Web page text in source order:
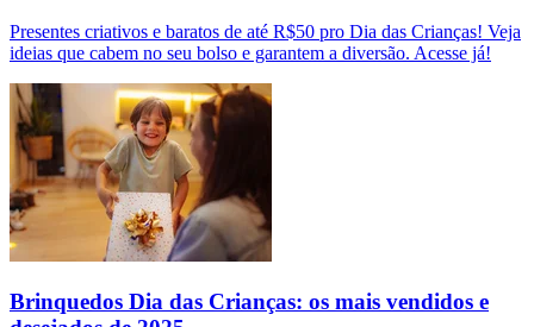
Presentes criativos e baratos de até R$50 pro Dia das Crianças! Veja
ideias que cabem no seu bolso e garantem a diversão. Acesse já!
Brinquedos Dia das Crianças: os mais vendidos e